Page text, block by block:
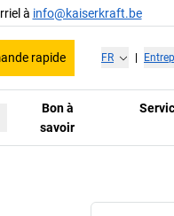
à info@kaiserkraft.be
rapide FR
Bon à
savoir
Liaison par emboîtement